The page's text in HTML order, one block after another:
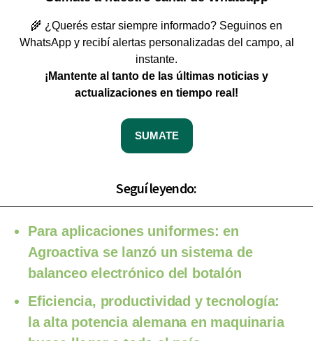
🌾 ¿Querés estar siempre informado? Seguinos en
WhatsApp y recibí alertas personalizadas del campo, al
instante.
¡Mantente al tanto de las últimas noticias y
actualizaciones en tiempo real!
SUMATE
Seguí leyendo:
Para aplicaciones uniformes: en
Agroactiva se lanzó un sistema de
balanceo electrónico del botalón
Eficiencia, productividad y tecnología:
la alta potencia alemana en maquinaria